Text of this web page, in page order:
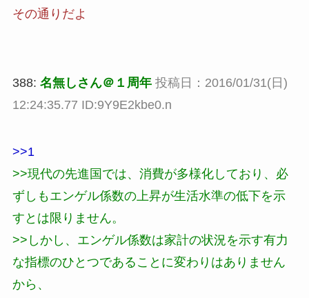
その通りだよ
388: 名無しさん＠１周年 投稿日：2016/01/31(日)
12:24:35.77 ID:9Y9E2kbe0.n
>>1
>>現代の先進国では、消費が多様化しており、必
ずしもエンゲル係数の上昇が生活水準の低下を示
すとは限りません。
>>しかし、エンゲル係数は家計の状況を示す有力
な指標のひとつであることに変わりはありません
から、